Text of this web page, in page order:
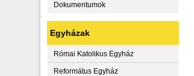
Dokumentumok
Egyházak
Római Katolikus Egyház
Református Egyház